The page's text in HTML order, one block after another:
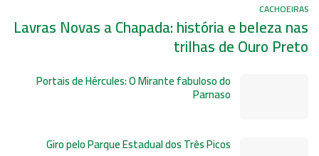
CACHOEIRAS
Lavras Novas a Chapada: história e beleza nas
trilhas de Ouro Preto
Portais de Hércules: O Mirante fabuloso do
Parnaso
Giro pelo Parque Estadual dos Três Picos